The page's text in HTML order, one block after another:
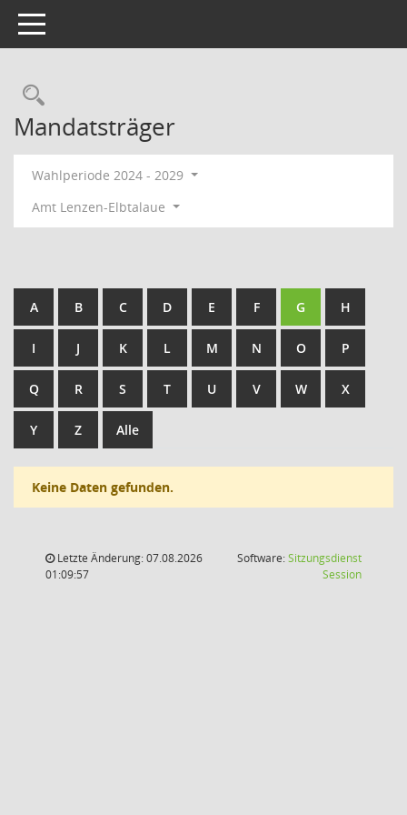
Toggle navigation
Rechercheauswahl
Mandatsträger
Wahlperiode 2024 - 2029
Amt Lenzen-Elbtalaue
A B C D E F G H
I J K L M N O P
Q R S T U V W X
Y Z Alle
Keine Daten gefunden.
Letzte Änderung: 07.08.2026
01:09:57
Software:Sitzungsdienst
Session(Wird in